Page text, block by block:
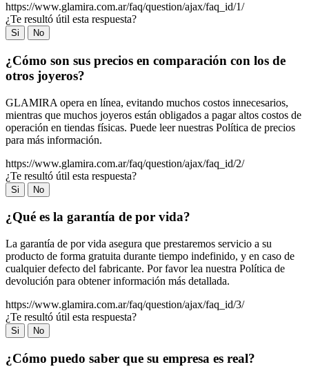
https://www.glamira.com.ar/faq/question/ajax/faq_id/1/
¿Te resultó útil esta respuesta?
Si No
¿Cómo son sus precios en comparación con los de
otros joyeros?
GLAMIRA opera en línea, evitando muchos costos innecesarios,
mientras que muchos joyeros están obligados a pagar altos costos de
operación en tiendas físicas. Puede leer nuestras Política de precios
para más información.
https://www.glamira.com.ar/faq/question/ajax/faq_id/2/
¿Te resultó útil esta respuesta?
Si No
¿Qué es la garantía de por vida?
La garantía de por vida asegura que prestaremos servicio a su
producto de forma gratuita durante tiempo indefinido, y en caso de
cualquier defecto del fabricante. Por favor lea nuestra Política de
devolución para obtener información más detallada.
https://www.glamira.com.ar/faq/question/ajax/faq_id/3/
¿Te resultó útil esta respuesta?
Si No
¿Cómo puedo saber que su empresa es real?